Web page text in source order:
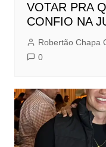
VOTAR PRA
CONFIO NA
Robertão Chapa
0